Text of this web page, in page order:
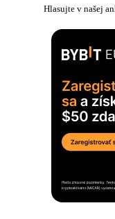
Hlasujte v našej